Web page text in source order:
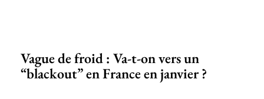
Vague de froid : Va-t-on vers un
“blackout” en France en janvier ?